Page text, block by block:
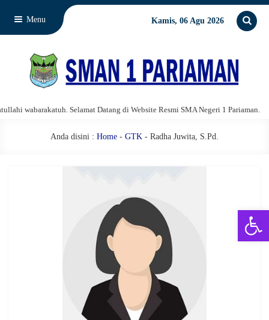
Menu Kamis, 06 Agu 2026
wabarakatuh. Selamat Datang di Website Resmi SMA Negeri 1 Pariaman.
Anda disini : Home - GTK - Radha Juwita, S.Pd.